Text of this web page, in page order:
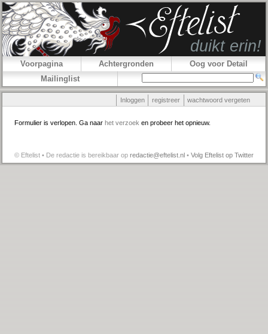
Voorpagina Achtergronden
Oog voor Detail
Mailinglist
Inloggen registreer wachtwoord vergeten
Formulier is verlopen. Ga naar het verzoek en probeer het opnieuw.
© Eftelist • De redactie is bereikbaar op redactie@eftelist.nl • Volg Eftelist op Twitter